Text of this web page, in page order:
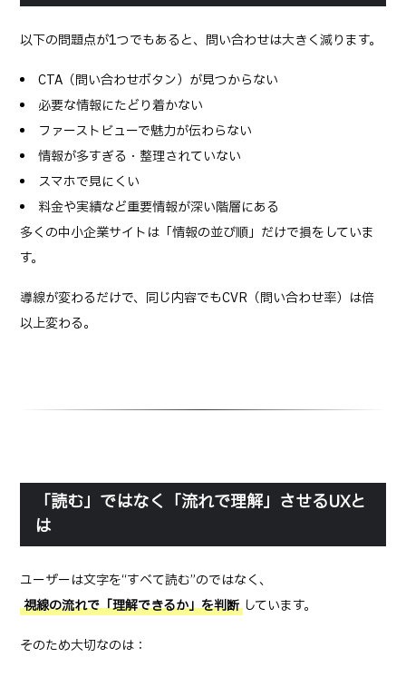
以下の問題点が1つでもあると、問い合わせは大きく減ります。
CTA（問い合わせボタン）が見つからない
必要な情報にたどり着かない
ファーストビューで魅力が伝わらない
情報が多すぎる・整理されていない
スマホで見にくい
料金や実績など重要情報が深い階層にある
多くの中小企業サイトは「情報の並び順」だけで損をしていま
す。
導線が変わるだけで、同じ内容でもCVR（問い合わせ率）は倍
以上変わる。
「読む」ではなく「流れで理解」させるUXと
は
ユーザーは文字を“すべて読む”のではなく、
視線の流れで「理解できるか」を判断 しています。
そのため大切なのは：